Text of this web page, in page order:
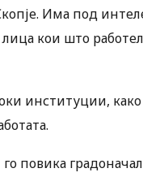
Има под
кои што
институции,
повика